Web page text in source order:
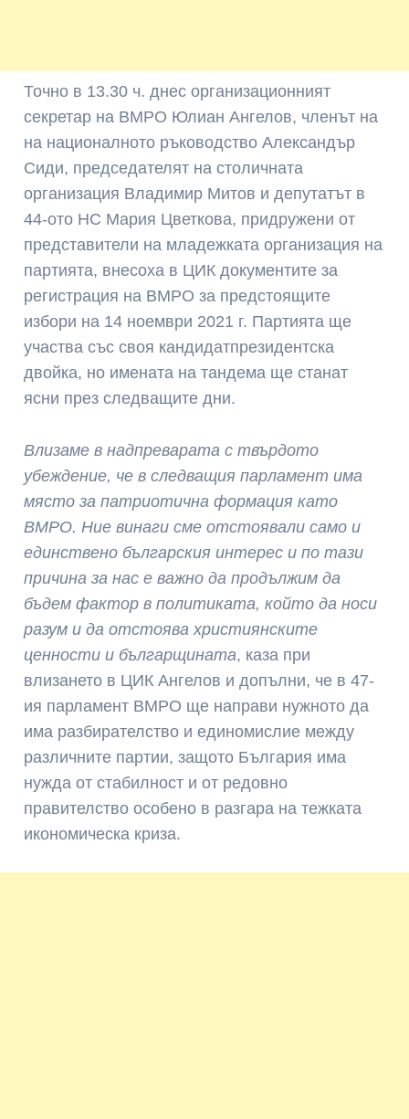
Точно в 13.30 ч. днес организационният
секретар на ВМРО Юлиан Ангелов, членът на
на националното ръководство Александър
Сиди, председателят на столичната
организация Владимир Митов и депутатът в
44-ото НС Мария Цветкова, придружени от
представители на младежката организация на
партията, внесоха в ЦИК документите за
регистрация на ВМРО за предстоящите
избори на 14 ноември 2021 г. Партията ще
участва със своя кандидатпрезидентска
двойка, но имената на тандема ще станат
ясни през следващите дни.
Влизаме в надпреварата с твърдото
убеждение, че в следващия парламент има
място за патриотична формация като
ВМРО. Ние винаги сме отстоявали само и
единствено българския интерес и по тази
причина за нас е важно да продължим да
бъдем фактор в политиката, който да носи
разум и да отстоява християнските
ценности и българщината, каза при
влизането в ЦИК Ангелов и допълни, че в 47-
ия парламент ВМРО ще направи нужното да
има разбирателство и единомислие между
различните партии, защото България има
нужда от стабилност и от редовно
правителство особено в разгара на тежката
икономическа криза.